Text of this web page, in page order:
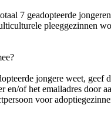
7 geadopteerde
pleeggezinnen
jongere weet, geef
en/of het emailadres door
voor